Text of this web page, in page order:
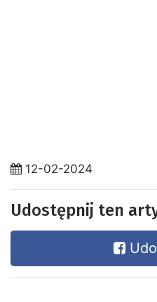
12-02-2024
Udostępnij ten